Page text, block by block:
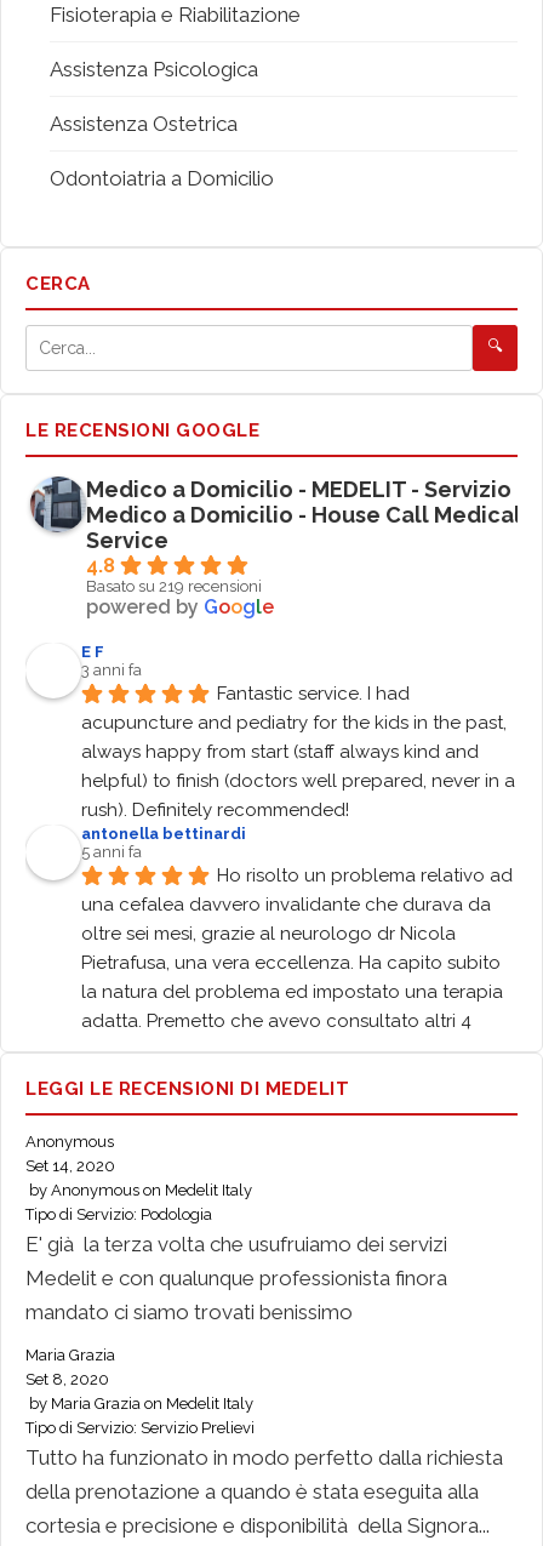
Fisioterapia e Riabilitazione
Assistenza Psicologica
Assistenza Ostetrica
Odontoiatria a Domicilio
CERCA
🔍
LE RECENSIONI GOOGLE
Medico a Domicilio - MEDELIT - Servizio
Medico a Domicilio - House Call Medical
Service
4.8
Basato su 219 recensioni
powered by Google
E F
3 anni fa
Fantastic service. I had
acupuncture and pediatry for the kids in the past,
always happy from start (staff always kind and
helpful) to finish (doctors well prepared, never in a
rush). Definitely recommended!
antonella bettinardi
5 anni fa
Ho risolto un problema relativo ad
una cefalea davvero invalidante che durava da
oltre sei mesi, grazie al neurologo dr Nicola
Pietrafusa, una vera eccellenza. Ha capito subito
la natura del problema ed impostato una terapia
adatta. Premetto che avevo consultato altri 4
neurologi ma nessuno aveva esperienza con
questo tipo di cefalea "trafittiva primaria"
5 anni fa
great organization. I have already had several
meetings and I have never encountered any
problems for the organization of the sessions
changes at work. Serious and reliable.
Tiziana Rita sarno
both in waiting times on the phone and in sending
the doctor.
both professionally and from a human point of
view, in my particular case, praise goes to dr.
Favacchio, excellent geriatrician who I highly
LEGGI LE RECENSIONI DI MEDELIT
Anonymous
Set 14, 2020
by Anonymous on Medelit Italy
Tipo di Servizio: Podologia
E' già la terza volta che usufruiamo dei servizi
Medelit e con qualunque professionista finora
mandato ci siamo trovati benissimo
Maria Grazia
Set 8, 2020
by Maria Grazia on Medelit Italy
Tipo di Servizio: Servizio Prelievi
Tutto ha funzionato in modo perfetto dalla richiesta
della prenotazione a quando è stata eseguita alla
cortesia e precisione e disponibilità della Signora...